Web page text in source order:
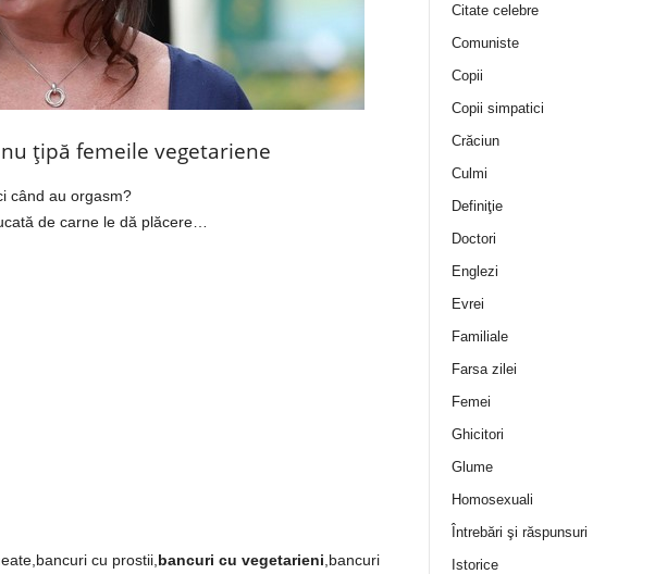
țipă femeile vegetariene
când au orgasm?
de carne le dă plăcere…
cu prostii, bancuri cu vegetarieni ,bancuri
Citate celebre
Comuniste
Copii
Copii simpatici
Crăciun
Culmi
Definiţie
Doctori
Englezi
Evrei
Familiale
Farsa zilei
Femei
Ghicitori
Glume
Homosexuali
Întrebări şi răspunsuri
Istorice